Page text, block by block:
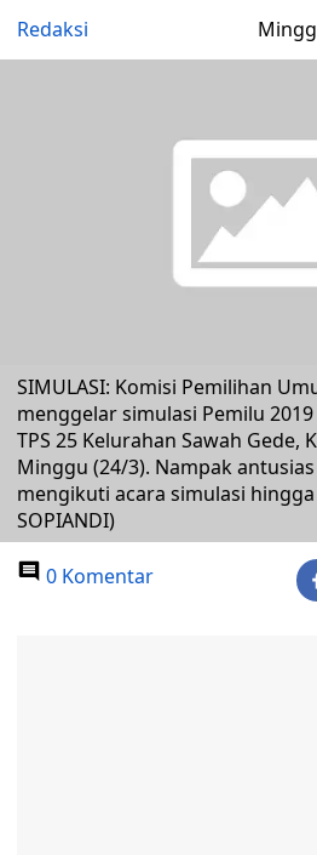
Redaksi
SIMULASI: Komisi Pemilihan
menggelar simulasi Pemilu
TPS 25 Kelurahan Sawah Gede,
Minggu (24/3). Nampak
mengikuti acara simulasi hingga
SOPIANDI)
0 Komentar